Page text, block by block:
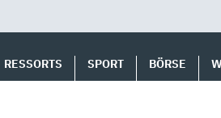
RESSORTS SPORT BÖRSE